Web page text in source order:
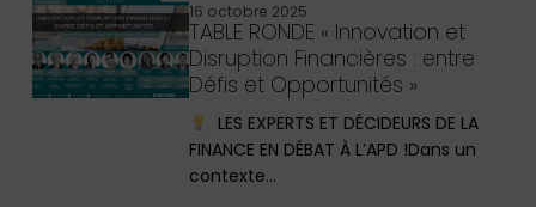
16 octobre 2025
TABLE RONDE « Innovation et
Disruption Financières : entre
Défis et Opportunités »
LES EXPERTS ET DÉCIDEURS DE LA
FINANCE EN DÉBAT À L’APD !Dans un
contexte…